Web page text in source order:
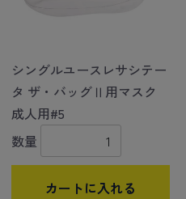
シングルユースレサシテー
タ ザ・バッグⅡ用マスク
成人用#5
数量
カートに入れる